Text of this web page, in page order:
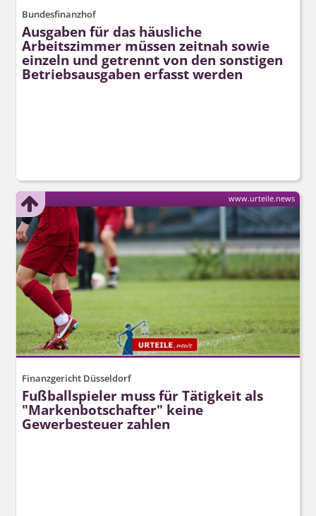
Bundesfinanzhof
Ausgaben für das häusliche
Arbeitszimmer müssen zeitnah sowie
einzeln und getrennt von den sonstigen
Betriebsausgaben erfasst werden
Finanzgericht Düsseldorf
Fußballspieler muss für Tätigkeit als
"Markenbotschafter" keine
Gewerbesteuer zahlen
www.urteile.news